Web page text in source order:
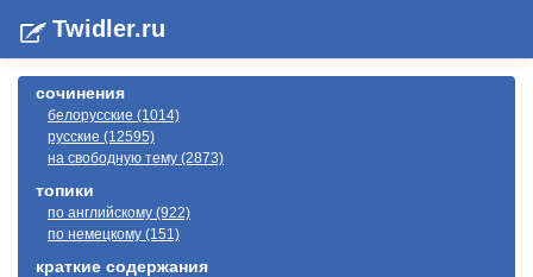
Twidler.ru
сочинения
белорусские (1014)
русские (12595)
на свободную тему (2873)
топики
по английскому (922)
по немецкому (151)
краткие содержания